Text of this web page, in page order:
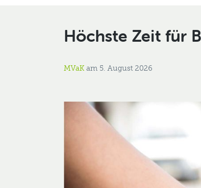
Höchste Zeit für
MVaK am 5. August 2026